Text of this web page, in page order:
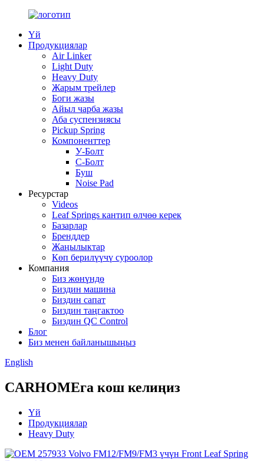
Үй
Продукциялар
Air Linker
Light Duty
Heavy Duty
Жарым трейлер
Боги жазы
Айыл чарба жазы
Аба суспензиясы
Pickup Spring
Компоненттер
У-Болт
C-Болт
Буш
Noise Pad
Ресурстар
Videos
Leaf Springs кантип өлчөө керек
Базарлар
Бренддер
Жаңылыктар
Көп берилүүчү суроолор
Компания
Биз жөнүндө
Биздин машина
Биздин сапат
Биздин таңгактоо
Биздин QC Control
Блог
Биз менен байланышыңыз
English
CARHOMEга кош келиңиз
Үй
Продукциялар
Heavy Duty